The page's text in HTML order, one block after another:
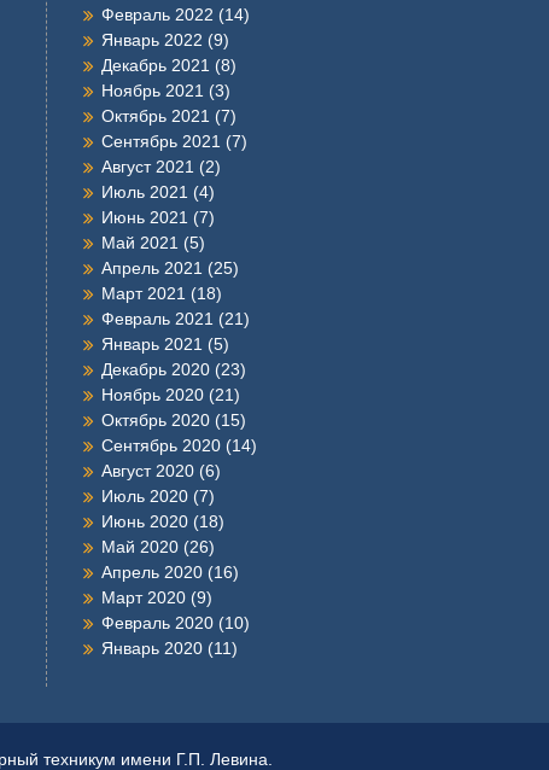
Февраль 2022 (14)
Январь 2022 (9)
Декабрь 2021 (8)
Ноябрь 2021 (3)
Октябрь 2021 (7)
Сентябрь 2021 (7)
Август 2021 (2)
Июль 2021 (4)
Июнь 2021 (7)
Май 2021 (5)
Апрель 2021 (25)
Март 2021 (18)
Февраль 2021 (21)
Январь 2021 (5)
Декабрь 2020 (23)
Ноябрь 2020 (21)
Октябрь 2020 (15)
Сентябрь 2020 (14)
Август 2020 (6)
Июль 2020 (7)
Июнь 2020 (18)
Май 2020 (26)
Апрель 2020 (16)
Март 2020 (9)
Февраль 2020 (10)
Январь 2020 (11)
техникум имени Г.П. Левина.